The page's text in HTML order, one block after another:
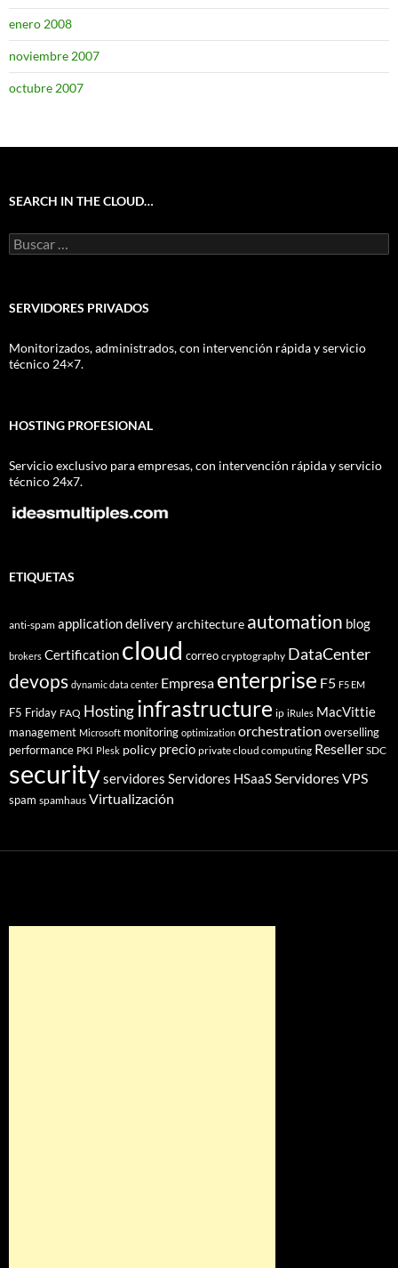
enero 2008
noviembre 2007
octubre 2007
SEARCH IN THE CLOUD…
Buscar:
SERVIDORES PRIVADOS
Monitorizados, administrados, con intervención rápida y servicio
técnico 24×7.
HOSTING PROFESIONAL
Servicio exclusivo para empresas, con intervención rápida y servicio
técnico 24x7.
ETIQUETAS
anti-spam application deliveryarchitecture automation blog
brokers Certification cloud correo cryptography DataCenter
devops dynamic data center Empresa enterprise F5 F5 EM
F5 Friday FAQ Hostinginfrastructure ip iRules MacVittie
management Microsoft monitoring optimization orchestration overselling
performance PKI Plesk policy precio private cloud computing Reseller SDC
securityservidores Servidores HSaaSServidores VPS
spam spamhaus Virtualización